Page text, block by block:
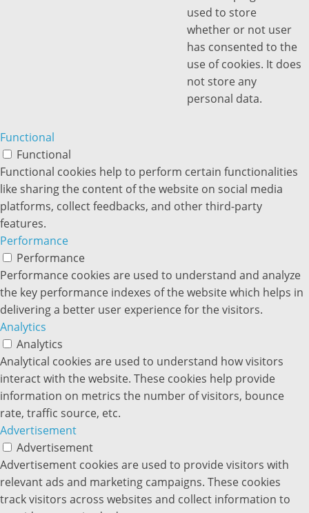
used to store
whether or not user
has consented to the
use of cookies. It does
not store any
personal data.
Functional
Functional
Functional cookies help to perform certain functionalities
like sharing the content of the website on social media
platforms, collect feedbacks, and other third-party
features.
Performance
Performance
Performance cookies are used to understand and analyze
the key performance indexes of the website which helps in
delivering a better user experience for the visitors.
Analytics
Analytics
Analytical cookies are used to understand how visitors
interact with the website. These cookies help provide
information on metrics the number of visitors, bounce
rate, traffic source, etc.
Advertisement
Advertisement
Advertisement cookies are used to provide visitors with
relevant ads and marketing campaigns. These cookies
track visitors across websites and collect information to